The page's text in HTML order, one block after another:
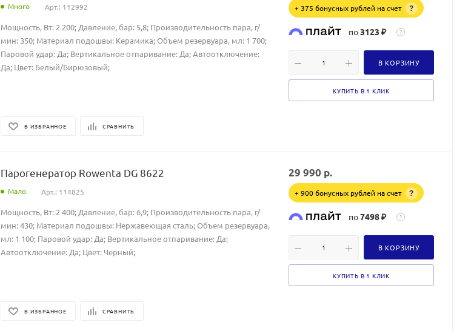
Много Арт.: 112992
Мощность, Вт: 2 200; Давление, бар: 5,8; Производительность пара, г/
мин: 350; Материал подошвы: Керамика; Объем резервуара, мл: 1 700;
Паровой удар: Да; Вертикальное отпаривание: Да; Автоотключение:
Да; Цвет: Белый/Бирюзовый;
В ИЗБРАННОЕ СРАВНИТЬ
+ 375 бонусных рублей на счет ?
по3123 ₽ ?
В КОРЗИНУ
КУПИТЬ В 1 КЛИК
Парогенератор Rowenta DG 8622
Мало Арт.: 114825
Мощность, Вт: 2 400; Давление, бар: 6,9; Производительность пара, г/
мин: 430; Материал подошвы: Нержавеющая сталь; Объем резервуара,
мл: 1 100; Паровой удар: Да; Вертикальное отпаривание: Да;
Автоотключение: Да; Цвет: Черный;
В ИЗБРАННОЕ СРАВНИТЬ
29 990 р.
+ 900 бонусных рублей на счет ?
по7498 ₽ ?
В КОРЗИНУ
КУПИТЬ В 1 КЛИК